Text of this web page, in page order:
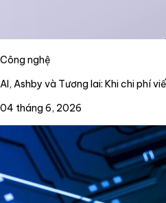
Công nghệ
AI, Ashby và Tương lai: Khi chi phí
04 tháng 6, 2026